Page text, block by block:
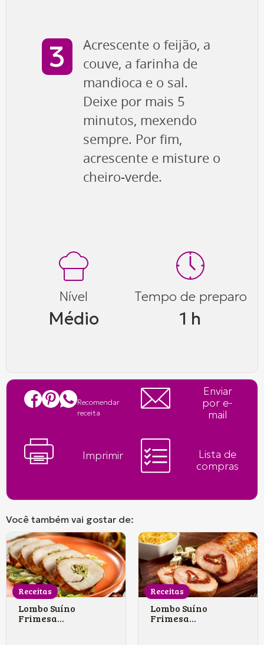
Acrescente o feijão, a
couve, a farinha de
mandioca e o sal.
Deixe por mais 5
minutos, mexendo
sempre. Por fim,
acrescente e misture o
cheiro-verde.
Nível
Médio
Tempo de preparo
1 h
Recomendar
receita
Enviar
por e-
mail
Imprimir
Lista de
compras
Você também vai gostar de:
Receitas
Lombo Suíno
Frimesa
Receitas
Lombo Suíno
Frimesa